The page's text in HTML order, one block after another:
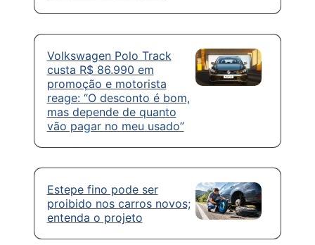
Volkswagen Polo Track
custa R$ 86.990 em
promoção e motorista
reage: “O desconto é bom,
mas depende de quanto
vão pagar no meu usado”
Estepe fino pode ser
proibido nos carros novos;
entenda o projeto